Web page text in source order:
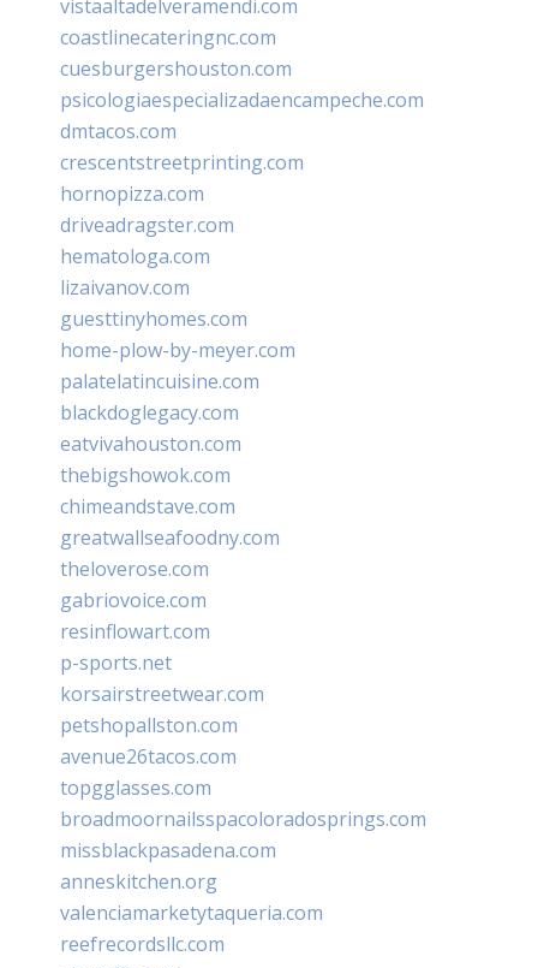
vistaaltadelveramendi.com
coastlinecateringnc.com
cuesburgershouston.com
psicologiaespecializadaencampeche.com
dmtacos.com
crescentstreetprinting.com
hornopizza.com
driveadragster.com
hematologa.com
lizaivanov.com
guesttinyhomes.com
home-plow-by-meyer.com
palatelatincuisine.com
blackdoglegacy.com
eatvivahouston.com
thebigshowok.com
chimeandstave.com
greatwallseafoodny.com
theloverose.com
gabriovoice.com
resinflowart.com
p-sports.net
korsairstreetwear.com
petshopallston.com
avenue26tacos.com
topgglasses.com
broadmoornailsspacoloradosprings.com
missblackpasadena.com
anneskitchen.org
valenciamarketytaqueria.com
reefrecordsllc.com